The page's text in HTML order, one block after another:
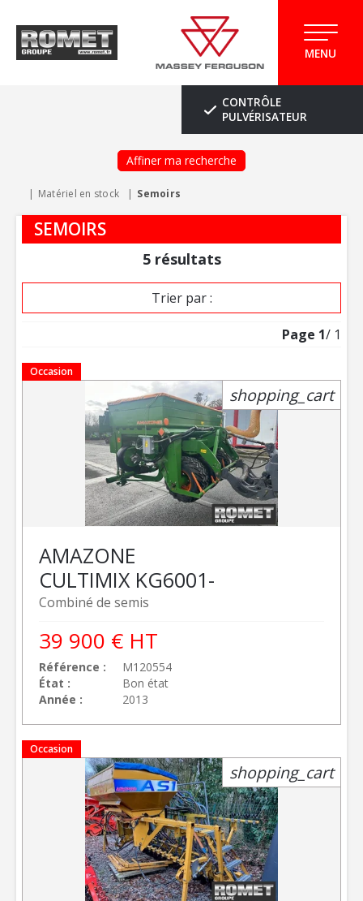
MENU
CONTRÔLE
PULVÉRISATEUR
Affiner ma recherche
Matériel en stock Semoirs
SEMOIRS
5 résultats
Trier par :
Page 1/ 1
Occasion
Combiné de semis
AMAZONE
CULTIMIX KG6001-
Référence
M120554
État
Bon état
Année
2013
39 900 € HT
shopping_cart
Occasion
shopping_cart